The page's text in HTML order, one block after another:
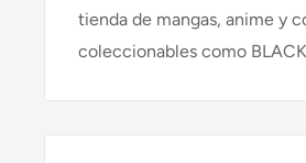
tienda de mangas, anime y
coleccionables como